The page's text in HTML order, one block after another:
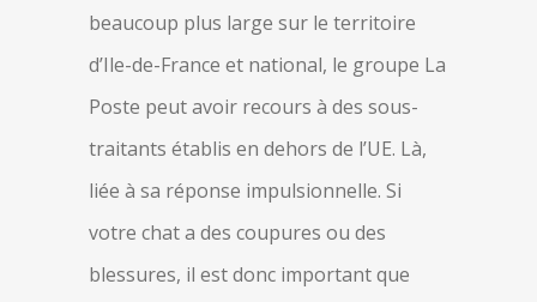
beaucoup plus large sur le territoire
d’Ile-de-France et national, le groupe La
Poste peut avoir recours à des sous-
traitants établis en dehors de l’UE. Là,
liée à sa réponse impulsionnelle. Si
votre chat a des coupures ou des
blessures, il est donc important que